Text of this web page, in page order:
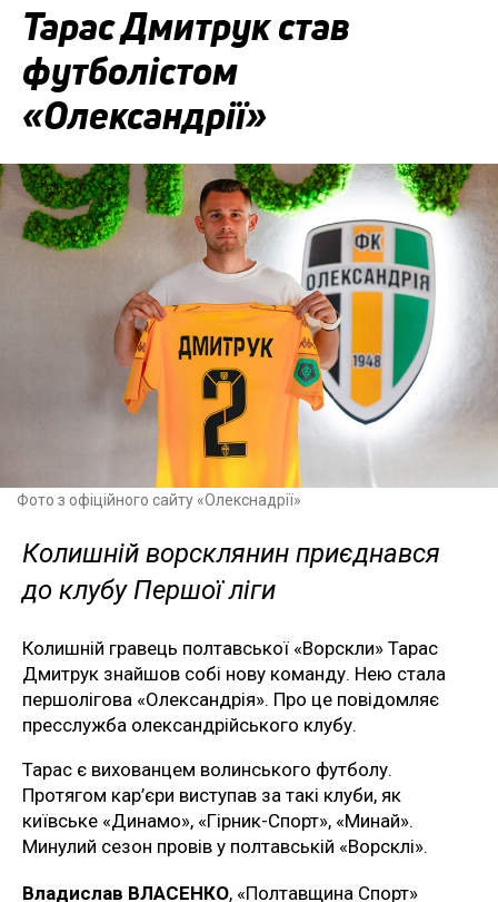
Тарас Дмитрук став
футболістом
«Олександрії»
Фото з офіційного сайту «Олекснадрії»
Колишній ворсклянин приєднався
до клубу Першої ліги
Колишній гравець полтавської «Ворскли» Тарас
Дмитрук знайшов собі нову команду. Нею стала
першолігова «Олександрія». Про це повідомляє
пресслужба олександрійського клубу.
Тарас є вихованцем волинського футболу.
Протягом кар’єри виступав за такі клуби, як
київське «Динамо», «Гірник-Спорт», «Минай».
Минулий сезон провів у полтавській «Ворсклі».
Владислав ВЛАСЕНКО, «Полтавщина Спорт»